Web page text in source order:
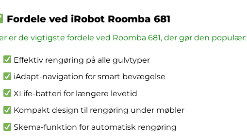
Fordele ved iRobot Roomba 681
er de vigtigste fordele ved Roomba 681, der gør den populær:
Effektiv rengøring på alle gulvtyper
iAdapt-navigation for smart bevægelse
XLife-batteri for længere levetid
Kompakt design til rengøring under møbler
Skema-funktion for automatisk rengøring